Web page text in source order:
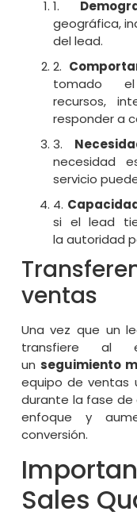
1.
geográfica,
del lead.
2.
tomado
recursos,
responder a
3.
necesidad
servicio
4.
si el lead
la autoridad
ventas
Una vez que un
transfiere al
un seguimiento
equipo de ventas
durante la fase de
enfoque y
conversión.
Sales